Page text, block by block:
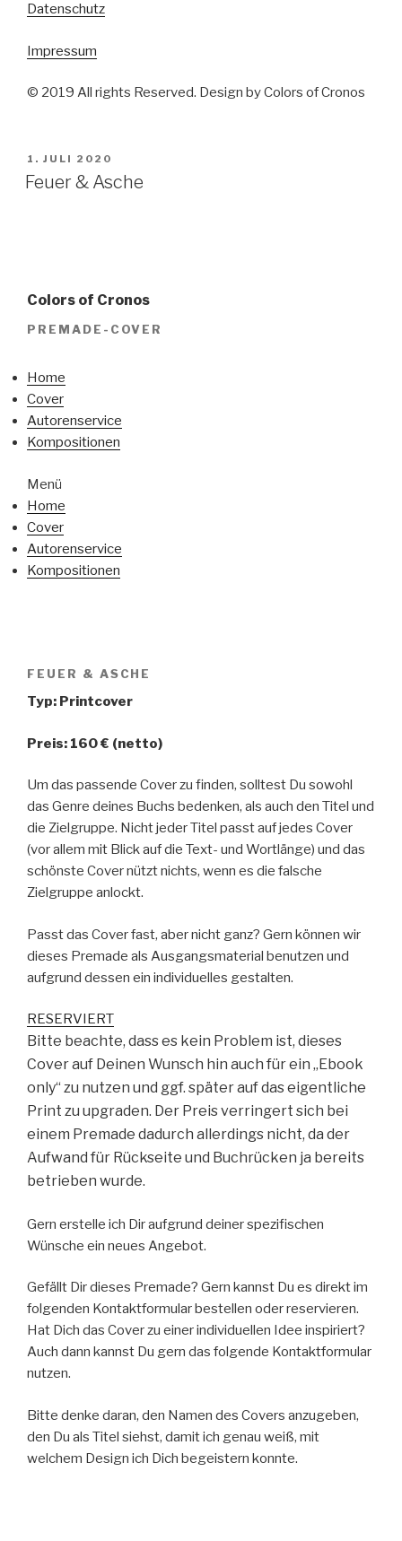
Datenschutz
Impressum
© 2019 All rights Reserved. Design by Colors of Cronos
VERÖFFENTLICHT
AM
1. JULI 2020
Feuer & Asche
Colors of Cronos
PREMADE-COVER
Home
Cover
Autorenservice
Kompositionen
Menü
Home
Cover
Autorenservice
Kompositionen
FEUER & ASCHE
Typ: Printcover
Preis: 160 € (netto)
Um das passende Cover zu finden, solltest Du sowohl
das Genre deines Buchs bedenken, als auch den Titel und
die Zielgruppe. Nicht jeder Titel passt auf jedes Cover
(vor allem mit Blick auf die Text- und Wortlänge) und das
schönste Cover nützt nichts, wenn es die falsche
Zielgruppe anlockt.
Passt das Cover fast, aber nicht ganz? Gern können wir
dieses Premade als Ausgangsmaterial benutzen und
aufgrund dessen ein individuelles gestalten.
RESERVIERT
Bitte beachte, dass es kein Problem ist, dieses
Cover auf Deinen Wunsch hin auch für ein „Ebook
only“ zu nutzen und ggf. später auf das eigentliche
Print zu upgraden. Der Preis verringert sich bei
einem Premade dadurch allerdings nicht, da der
Aufwand für Rückseite und Buchrücken ja bereits
betrieben wurde.
Gern erstelle ich Dir aufgrund deiner spezifischen
Wünsche ein neues Angebot.
Gefällt Dir dieses Premade? Gern kannst Du es direkt im
folgenden Kontaktformular bestellen oder reservieren.
Hat Dich das Cover zu einer individuellen Idee inspiriert?
Auch dann kannst Du gern das folgende Kontaktformular
nutzen.
Bitte denke daran, den Namen des Covers anzugeben,
den Du als Titel siehst, damit ich genau weiß, mit
welchem Design ich Dich begeistern konnte.